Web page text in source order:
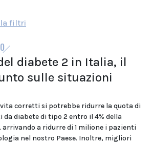
filtri
diabete 2 in Italia, il
sulle situazioni
corretti si potrebbe ridurre la quota di
diabete di tipo 2 entro il 4% della
a ridurre di 1 milione i pazienti
nel nostro Paese. Inoltre, migliori